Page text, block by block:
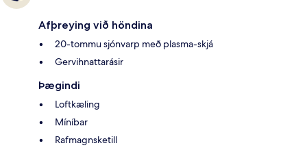
Afþreying við höndina
20-tommu sjónvarp með plasma-skjá
Gervihnattarásir
Þægindi
Loftkæling
Míníbar
Rafmagnsketill